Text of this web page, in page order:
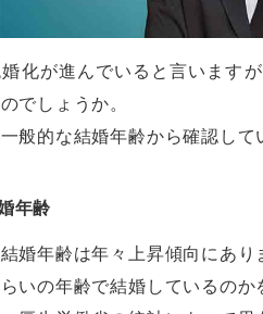
化が進んでいると言います
でしょうか。
般的な結婚年齢から確認して
年齢
婚年齢は年々上昇傾向にあり
いの年齢で結婚しているのか